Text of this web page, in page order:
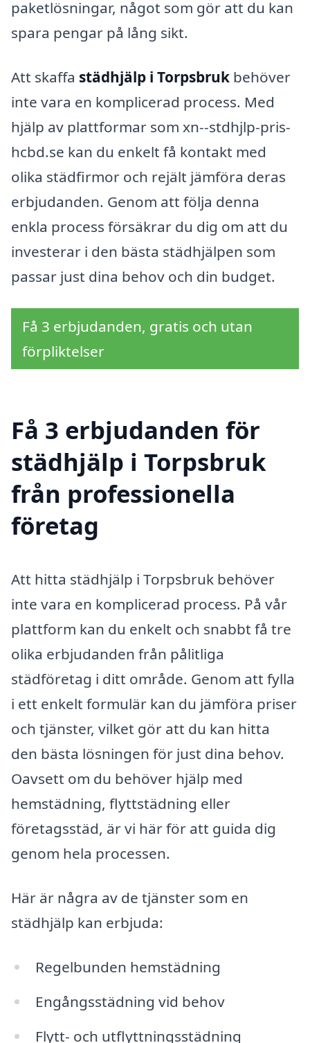
paketlösningar, något som gör att du kan
spara pengar på lång sikt.
Att skaffa städhjälp i Torpsbruk behöver
inte vara en komplicerad process. Med
hjälp av plattformar som xn--stdhjlp-pris-
hcbd.se kan du enkelt få kontakt med
olika städfirmor och rejält jämföra deras
erbjudanden. Genom att följa denna
enkla process försäkrar du dig om att du
investerar i den bästa städhjälpen som
passar just dina behov och din budget.
Få 3 erbjudanden, gratis och utan
förpliktelser
Få 3 erbjudanden för
städhjälp i Torpsbruk
från professionella
företag
Att hitta städhjälp i Torpsbruk behöver
inte vara en komplicerad process. På vår
plattform kan du enkelt och snabbt få tre
olika erbjudanden från pålitliga
städföretag i ditt område. Genom att fylla
i ett enkelt formulär kan du jämföra priser
och tjänster, vilket gör att du kan hitta
den bästa lösningen för just dina behov.
Oavsett om du behöver hjälp med
hemstädning, flyttstädning eller
företagsstäd, är vi här för att guida dig
genom hela processen.
Här är några av de tjänster som en
städhjälp kan erbjuda:
Regelbunden hemstädning
Engångsstädning vid behov
Flytt- och utflyttningsstädning